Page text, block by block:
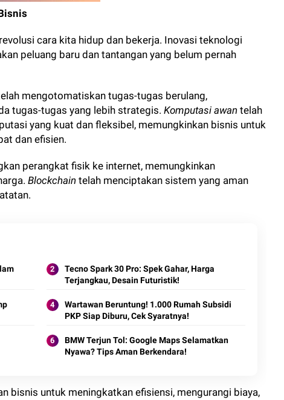
cara kita hidup dan bekerja. Inovasi teknologi
peluang baru dan tantangan yang belum pernah
mengotomatiskan tugas-tugas berulang,
tugas-tugas yang lebih strategis. Komputasi awan telah
yang kuat dan fleksibel, memungkinkan bisnis untuk
dan efisien.
perangkat fisik ke internet, memungkinkan
Blockchain telah menciptakan sistem yang aman
Tecno Spark 30 Pro: Spek Gahar, Harga
Terjangkau, Desain Futuristik!
Wartawan Beruntung! 1.000 Rumah Subsidi
PKP Siap Diburu, Cek Syaratnya!
BMW Terjun Tol: Google Maps Selamatkan
Nyawa? Tips Aman Berkendara!
bisnis untuk meningkatkan efisiensi, mengurangi biaya,